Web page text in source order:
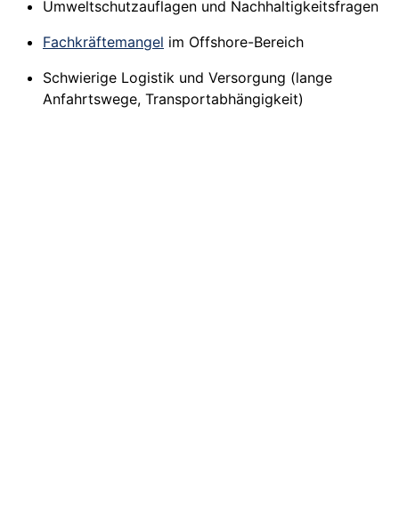
Umweltschutzauflagen und Nachhaltigkeitsfragen
Fachkräftemangel im Offshore-Bereich
Schwierige Logistik und Versorgung (lange
Anfahrtswege, Transportabhängigkeit)